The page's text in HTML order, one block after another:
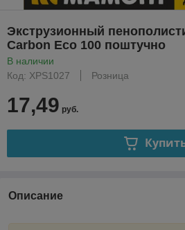
Экструзионный
Carbon Eco 100 поштучно
В наличии
Код: XPS1027
Розница
17,49 руб.
Описание